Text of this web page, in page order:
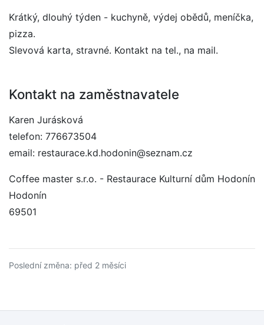
Krátký, dlouhý týden - kuchyně, výdej obědů, meníčka,
pizza.
Slevová karta, stravné. Kontakt na tel., na mail.
Kontakt na zaměstnavatele
Karen Jurásková
telefon: 776673504
email: restaurace.kd.hodonin@seznam.cz
Coffee master s.r.o. - Restaurace Kulturní dům Hodonín
Hodonín
69501
Poslední změna: před 2 měsíci